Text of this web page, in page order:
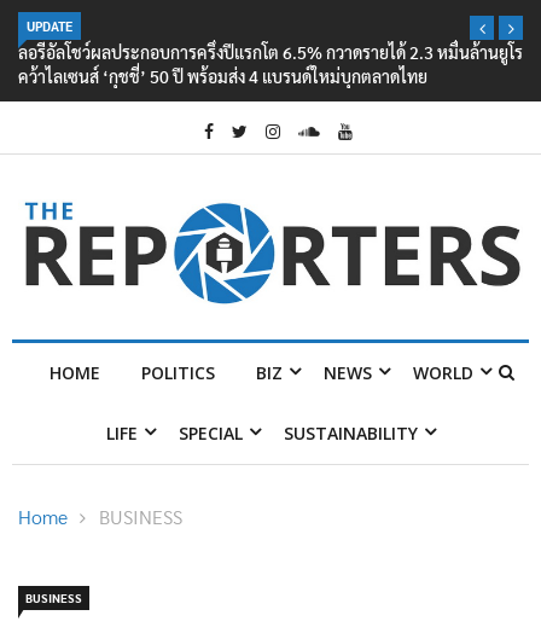
UPDATE
ลอรีอัลโชว์ผลประกอบการครึ่งปีแรกโต 6.5% กวาดรายได้ 2.3 หมื่นล้านยูโร
คว้าไลเซนส์ ‘กุชชี่’ 50 ปี พร้อมส่ง 4 แบรนด์ใหม่บุกตลาดไทย
HOME POLITICS BIZ NEWS WORLD
LIFE SPECIAL SUSTAINABILITY
Home BUSINESS
BUSINESS